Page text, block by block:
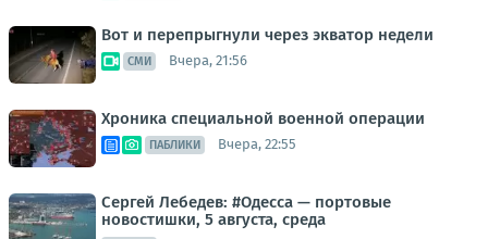
Вот и перепрыгнули через экватор недели
СМИ Вчера, 21:56
Хроника специальной военной операции
ПАБЛИКИ Вчера, 22:55
Сергей Лебедев: #Одесса — портовые
новостишки, 5 августа, среда